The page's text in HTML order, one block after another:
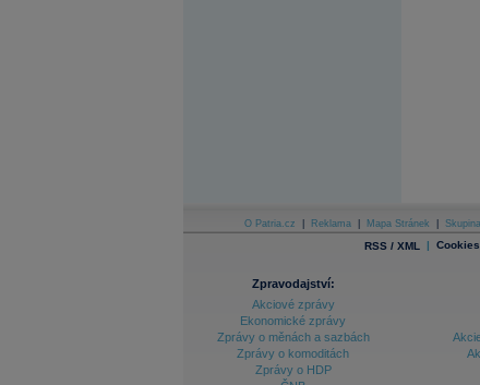
O Patria.cz Reklama Mapa Stránek
RSS / XML | Cookies
Zpravodajství:
Akciové zprávy
Ekonomické zprávy
Zprávy o měnách a sazbách
Zprávy o komoditách
Zprávy o HDP